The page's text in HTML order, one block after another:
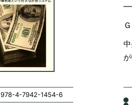
978-4-7942-1454-6